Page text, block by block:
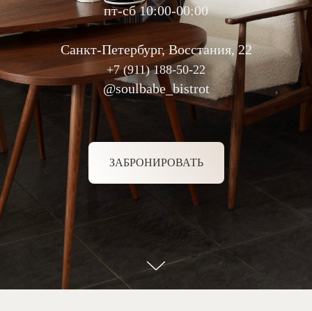
пт-сб 10:00-00:00
Санкт-Петербург, Восстания, 22
+7 (911) 188-50-22
@soulbabe_bistrot
ЗАБРОНИРОВАТЬ